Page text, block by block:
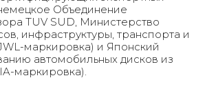
Объединение
TUV SUD, Министерство
инфраструктуры, транспорта и
маркировка) и Японский
автомобильных дисков из
маркировка).